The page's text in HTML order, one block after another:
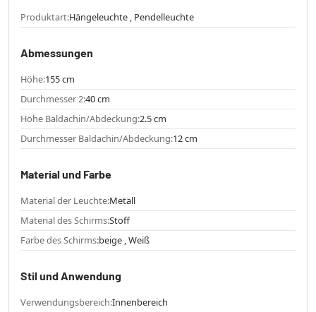
Produktart:Hängeleuchte , Pendelleuchte
Abmessungen
Höhe:155 cm
Durchmesser 2:40 cm
Höhe Baldachin/Abdeckung:2.5 cm
Durchmesser Baldachin/Abdeckung:12 cm
Material und Farbe
Material der Leuchte:Metall
Material des Schirms:Stoff
Farbe des Schirms:beige , Weiß
Stil und Anwendung
Verwendungsbereich:Innenbereich